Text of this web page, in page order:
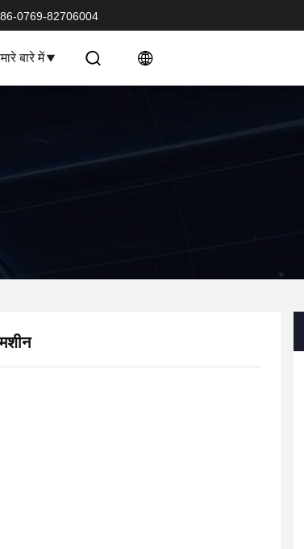
86-0769-82706004
बारे में